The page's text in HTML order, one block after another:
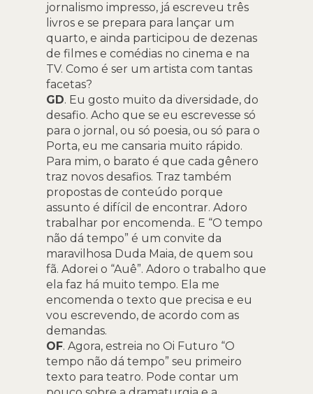
jornalismo impresso, já escreveu três
livros e se prepara para lançar um
quarto, e ainda participou de dezenas
de filmes e comédias no cinema e na
TV. Como é ser um artista com tantas
facetas?
GD. Eu gosto muito da diversidade, do
desafio. Acho que se eu escrevesse só
para o jornal, ou só poesia, ou só para o
Porta, eu me cansaria muito rápido.
Para mim, o barato é que cada gênero
traz novos desafios. Traz também
propostas de conteúdo porque
assunto é difícil de encontrar. Adoro
trabalhar por encomenda.. E “O tempo
não dá tempo” é um convite da
maravilhosa Duda Maia, de quem sou
fã. Adorei o “Auê”. Adoro o trabalho que
ela faz há muito tempo. Ela me
encomenda o texto que precisa e eu
vou escrevendo, de acordo com as
demandas.
OF. Agora, estreia no Oi Futuro “O
tempo não dá tempo” seu primeiro
texto para teatro. Pode contar um